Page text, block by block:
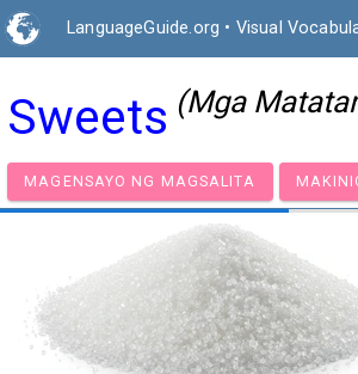
LanguageGuide.org • Visual
Sweets (Mga
MAGENSAYO NG MAGSALITA